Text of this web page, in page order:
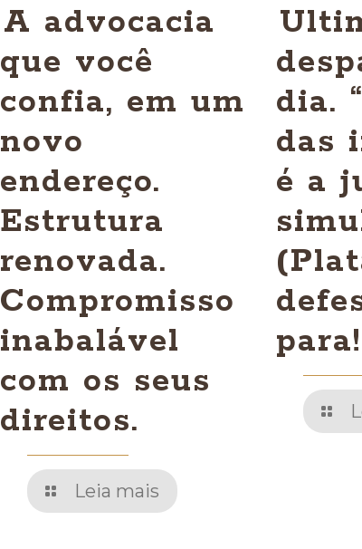
A advocacia
que você
confia, em um
novo
endereço.
Estrutura
renovada.
Compromisso
inabalável
com os seus
direitos.
Leia mais
dia.
das
é a